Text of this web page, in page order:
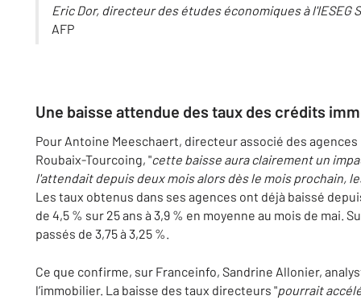
Eric Dor, directeur des études économiques à l'IESEG
AFP
Une baisse attendue des taux des crédits
Pour Antoine Meeschaert, directeur associé des
Roubaix-Tourcoing, "cette baisse aura clairement un
l'attendait depuis deux mois alors dès le mois prochain,
Les taux obtenus dans ses agences ont déjà baissé
de 4,5 % sur 25 ans à 3,9 % en moyenne au mois de mai.
passés de 3,75 à 3,25 %.
Ce que confirme, sur Franceinfo, Sandrine Allonier,
l’immobilier. La baisse des taux directeurs "pourrait